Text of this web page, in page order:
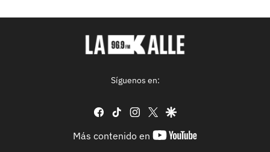
Síguenos en:
facebook
tiktok instagram
twittergoogle
Más contenido en
youtube-